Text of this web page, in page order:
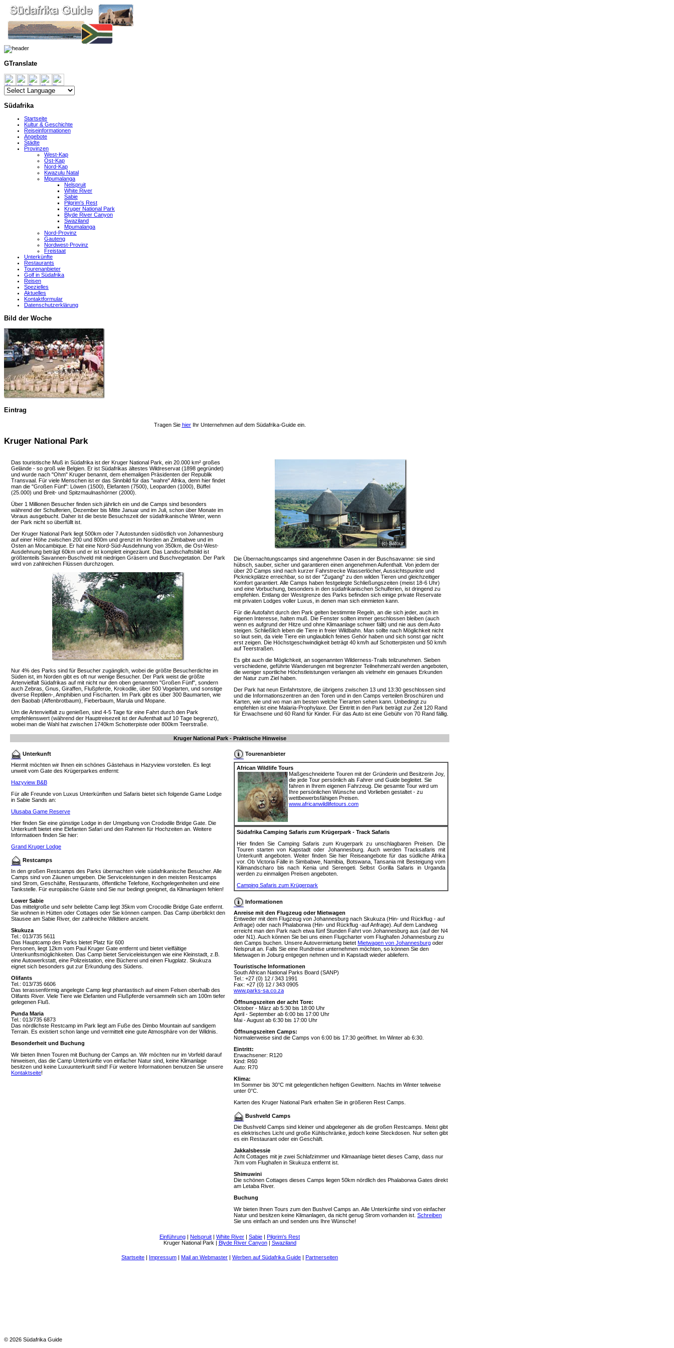
GTranslate
Südafrika
Startseite
Kultur & Geschichte
Reiseinformationen
Angebote
Städte
Provinzen
West-Kap
Ost-Kap
Nord-Kap
Kwazulu Natal
Mpumalanga
Nelspruit
White River
Sabie
Pilgrim's Rest
Kruger National Park
Blyde River Canyon
Swaziland
Mpumalanga
Nord-Provinz
Gauteng
Nordwest-Provinz
Freistaat
Unterkünfte
Restaurants
Tourenanbieter
Golf in Südafrika
Reisen
Spezielles
Aktuelles
Kontaktformular
Datenschutzerklärung
Bild der Woche
Eintrag
Tragen Sie hierIhr Unternehmen auf dem Südafrika-Guide ein.
Kruger National Park
Das touristische Muß in Südafrika ist der Kruger National Park, ein 20.000 km² großes
Gelände - so groß wie Belgien. Er ist Südafrikas ältestes Wildreservat (1898 gegründet)
und wurde nach "Ohm" Kruger benannt, dem ehemaligen Präsidenten der Republik
Transvaal. Für viele Menschen ist er das Sinnbild für das "wahre" Afrika, denn hier findet
man die "Großen Fünf": Löwen (1500), Elefanten (7500), Leoparden (1000), Büffel
(25.000) und Breit- und Spitzmaulnashörner (2000).
Über 1 Millionen Besucher finden sich jährlich ein und die Camps sind besonders
während der Schulferien, Dezember bis Mitte Januar und im Juli, schon über Monate im
Voraus ausgebucht. Daher ist die beste Besuchszeit der südafrikanische Winter, wenn
der Park nicht so überfüllt ist.
Der Kruger National Park liegt 500km oder 7 Autostunden südöstlich von Johannesburg
auf einer Höhe zwischen 200 und 800m und grenzt im Norden an Zimbabwe und im
Osten an Mocambique. Er hat eine Nord-Süd-Ausdehnung von 350km, die Ost-West-
Ausdehnung beträgt 60km und er ist komplett eingezäunt. Das Landschaftsbild ist
größtenteils Savannen-Buschveld mit niedrigen Gräsern und Buschvegetation. Der Park
wird von zahlreichen Flüssen durchzogen.
Nur 4% des Parks sind für Besucher zugänglich, wobei die größte Besucherdichte im
Süden ist, im Norden gibt es oft nur wenige Besucher. Der Park weist die größte
Artenvielfalt Südafrikas auf mit nicht nur den oben genannten "Großen Fünf", sondern
auch Zebras, Gnus, Giraffen, Flußpferde, Krokodile, über 500 Vogelarten, und sonstige
diverse Reptilien-, Amphibien und Fischarten. Im Park gibt es über 300 Baumarten, wie
den Baobab (Affenbrotbaum), Fieberbaum, Marula und Mopane.
Um die Artenvielfalt zu genießen, sind 4-5 Tage für eine Fahrt durch den Park
empfehlenswert (während der Hauptreisezeit ist der Aufenthalt auf 10 Tage begrenzt),
wobei man die Wahl hat zwischen 1740km Schotterpiste oder 800km Teerstraße.
Die Übernachtungscamps sind angenehmne Oasen in der Buschsavanne: sie sind
hübsch, sauber, sicher und garantieren einen angenehmen Aufenthalt. Von jedem der
über 20 Camps sind nach kurzer Fahrstrecke Wasserlöcher, Aussichtspunkte und
Picknickplätze erreichbar, so ist der "Zugang" zu den wilden Tieren und gleichzeitiger
Komfort garantiert. Alle Camps haben festgelegte Schließungszeiten (meist 18-6 Uhr)
und eine Vorbuchung, besonders in den südafrikanischen Schulferien, ist dringend zu
empfehlen. Entlang der Westgrenze des Parks befinden sich einige private Reservate
mit privaten Lodges voller Luxus, in denen man sich einmieten kann.
Für die Autofahrt durch den Park gelten bestimmte Regeln, an die sich jeder, auch im
eigenen Interesse, halten muß. Die Fenster sollten immer geschlossen bleiben (auch
wenn es aufgrund der Hitze und ohne Klimaanlage schwer fällt) und nie aus dem Auto
steigen. Schließlich leben die Tiere in freier Wildbahn. Man sollte nach Möglichkeit nicht
so laut sein, da viele Tiere ein unglaublich feines Gehör haben und sich sonst gar nicht
erst zeigen. Die Höchstgeschwindigkeit beträgt 40 km/h auf Schotterpisten und 50 km/h
auf Teerstraßen.
Es gibt auch die Möglichkeit, an sogenannten Wilderness-Trails teilzunehmen. Sieben
verschiedene, geführte Wanderungen mit begrenzter Teilnehmerzahl werden angeboten,
die weniger sportliche Höchstleistungen verlangen als vielmehr ein genaues Erkunden
der Natur zum Ziel haben.
Der Park hat neun Einfahrtstore, die übrigens zwischen 13 und 13:30 geschlossen sind
und die Informationszentren an den Toren und in den Camps verteilen Broschüren und
Karten, wie und wo man am besten welche Tierarten sehen kann. Unbedingt zu
empfehlen ist eine Malaria-Prophylaxe. Der Eintritt in den Park beträgt zur Zeit 120 Rand
für Erwachsene und 60 Rand für Kinder. Für das Auto ist eine Gebühr von 70 Rand fällig.
Kruger National Park - Praktische Hinweise
Unterkunft
Hiermit möchten wir Ihnen ein schönes Gästehaus in Hazyview vorstellen. Es liegt
unweit vom Gate des Krügerparkes entfernt:
Hazyview B&B
Für alle Freunde von Luxus Unterkünften und Safaris bietet sich folgende Game Lodge
in Sabie Sands an:
Ulusaba Game Reserve
Hier finden Sie eine günstige Lodge in der Umgebung von Crododile Bridge Gate. Die
Unterkunft bietet eine Elefanten Safari und den Rahmen für Hochzeiten an. Weitere
Informatioen finden Sie hier:
Grand Kruger Lodge
Restcamps
In den großen Restcamps des Parks übernachten viele südafrikanische Besucher. Alle
Camps sind von Zäunen umgeben. Die Serviceleistungen in den meisten Restcamps
sind Strom, Geschäfte, Restaurants, öffentliche Telefone, Kochgelegenheiten und eine
Tankstelle. Für europäische Gäste sind Sie nur bedingt geeignet, da Klimanlagen fehlen!
Lower Sabie
Das mittelgroße und sehr beliebte Camp liegt 35km vom Crocodile Bridge Gate entfernt.
Sie wohnen in Hütten oder Cottages oder Sie können campen. Das Camp überblickt den
Stausee am Sabie River, der zahlreiche Wildtiere anzieht.
Skukuza
Tel.: 013/735 5611
Das Hauptcamp des Parks bietet Platz für 600
Personen, liegt 12km vom Paul Kruger Gate entfernt und bietet vielfältige
Unterkunftsmöglichkeiten. Das Camp bietet Serviceleistungen wie eine Kleinstadt, z.B.
eine Autowerkstatt, eine Polizeistation, eine Bücherei und einen Flugplatz. Skukuza
eignet sich besonders gut zur Erkundung des Südens.
Olifants
Tel.: 013/735 6606
Das terassenförmig angelegte Camp liegt phantastisch auf einem Felsen oberhalb des
Olifants River. Viele Tiere wie Elefanten und Flußpferde versammeln sich am 100m tiefer
gelegenen Fluß.
Punda Maria
Tel.: 013/735 6873
Das nördlichste Restcamp im Park liegt am Fuße des Dimbo Mountain auf sandigem
Terrain. Es existiert schon lange und vermittelt eine gute Atmosphäre von der Wildnis.
Besonderheit und Buchung
Wir bieten Ihnen Touren mit Buchung der Camps an. Wir möchten nur im Vorfeld darauf
hinweisen, das die Camp Unterkünfte von einfacher Natur sind, keine Klimanlage
besitzen und keine Luxuunterkunft sind! Für weitere Informationen benutzen Sie unsere
Kontaktseite!
Tourenanbieter
African Wildlife Tours
Maßgeschneiderte Touren mit der Gründerin und Besitzerin Joy,
die jede Tour persönlich als Fahrer und Guide begleitet. Sie
fahren in Ihrem eigenen Fahrzeug. Die gesamte Tour wird um
Ihre persönlichen Wünsche und Vorlieben gestaltet - zu
wettbewerbsfähigen Preisen.
www.africanwildlifetours.com
Südafrika Camping Safaris zum Krügerpark - Track Safaris
Hier finden Sie Camping Safaris zum Krugerpark zu unschlagbaren Preisen. Die
Touren starten von Kapstadt oder Johannesburg. Auch werden Tracksafaris mit
Unterkunft angeboten. Weiter finden Sie hier Reiseangebote für das südliche Afrika
vor. Ob Victoria Fälle in Simbabwe, Namibia, Botswana, Tansania mit Besteigung vom
Kilimandscharo bis nach Kenia und Serengeti. Selbst Gorilla Safaris in Urganda
werden zu einmaligen Preisen angeboten.
Camping Safaris zum Krügerpark
Informationen
Anreise mit den Flugzeug oder Mietwagen
Entweder mit dem Flugzeug von Johannesburg nach Skukuza (Hin- und Rückflug - auf
Anfrage) oder nach Phalaborwa (Hin- und Rückflug -auf Anfrage). Auf dem Landweg
erreicht man den Park nach etwa fünf Stunden Fahrt von Johannesburg aus (auf der N4
oder N1). Auch können Sie bei uns einen Flugcharter vom Flughafen Johannesburg zu
den Camps buchen. Unsere Autovermietung bietet Mietwagen von Johannesburg oder
Nelspruit an. Falls Sie eine Rundreise unternehmen möchten, so können Sie den
Mietwagen in Joburg entgegen nehmen und in Kapstadt wieder abliefern.
Touristische Informationen
South African National Parks Board (SANP)
Tel.: +27 (0) 12 / 343 1991
Fax: +27 (0) 12 / 343 0905
www.parks-sa.co.za
Öffnungszeiten der acht Tore:
Oktober - März ab 5:30 bis 18:00 Uhr
April - September ab 6:00 bis 17:00 Uhr
Mai - August ab 6:30 bis 17:00 Uhr
Öffnungszeiten Camps:
Normalerweise sind die Camps von 6:00 bis 17:30 geöffnet. Im Winter ab 6:30.
Eintritt:
Erwachsener: R120
Kind: R60
Auto: R70
Klima:
Im Sommer bis 30°C mit gelegentlichen heftigen Gewittern. Nachts im Winter teilweise
unter 0°C.
Karten des Kruger National Park erhalten Sie in größeren Rest Camps.
Bushveld Camps
Die Bushveld Camps sind kleiner und abgelegener als die großen Restcamps. Meist gibt
es elektrisches Licht und große Kühlschränke, jedoch keine Steckdosen. Nur selten gibt
es ein Restaurant oder ein Geschäft.
Jakkalsbessie
Acht Cottages mit je zwei Schlafzimmer und Klimaanlage bietet dieses Camp, dass nur
7km vom Flughafen in Skukuza entfernt ist.
Shimuwini
Die schönen Cottages dieses Camps liegen 50km nördlich des Phalaborwa Gates direkt
am Letaba River.
Buchung
Wir bieten Ihnen Tours zum den Bushvel Camps an. Alle Unterkünfte sind von einfacher
Natur und besitzen keine Klimanlagen, da nicht genug Strom vorhanden ist. Schreiben
Sie uns einfach an und senden uns Ihre Wünsche!
Einführung Nelspruit White River Sabie
Pilgrim's Rest
Kruger National Park
Blyde River Canyon Swaziland
Startseite Impressum Mail an Webmaster Werben auf Südafrika Guide Partnerseiten
© 2026 Südafrika Guide